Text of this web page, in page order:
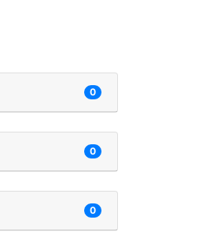
0
0
0